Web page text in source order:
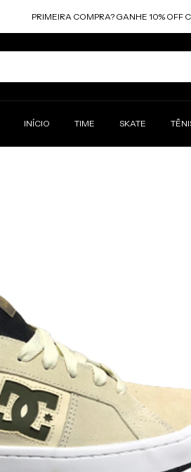
PRIMEIRA COMPRA? GANHE 10% OFF
INÍCIO TIME SKATE